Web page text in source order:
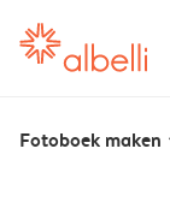
Fotoboek maken